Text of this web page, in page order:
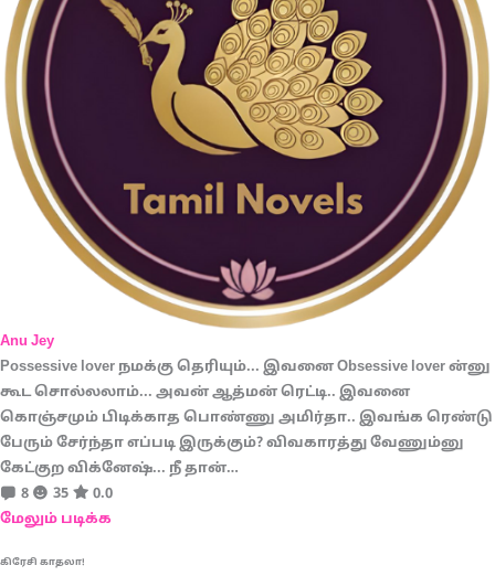
Anu Jey
Possessive lover நமக்கு தெரியும்... இவனை Obsessive lover ன்னு
கூட சொல்லலாம்... அவன் ஆத்மன் ரெட்டி.. இவனை
கொஞ்சமும் பிடிக்காத பொண்ணு அமிர்தா.. இவங்க ரெண்டு
பேரும் சேர்ந்தா எப்படி இருக்கும்? விவகாரத்து வேணும்னு
கேட்குற விக்னேஷ்... நீ தான்…
8
35
0.0
மேலும் படிக்க
கிரேசி காதலா!